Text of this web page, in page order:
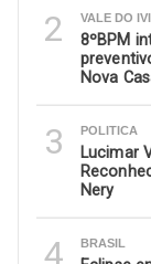
2 VALE DO
8ºBPM
Nova
3 POLITICA
Lucimar
Nery
4 BRASIL